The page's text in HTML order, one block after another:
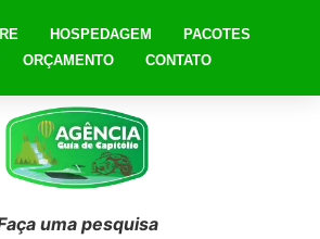
HOSPEDAGEM
PACOTES
ORÇAMENTO CONTATO
uma pesquisa